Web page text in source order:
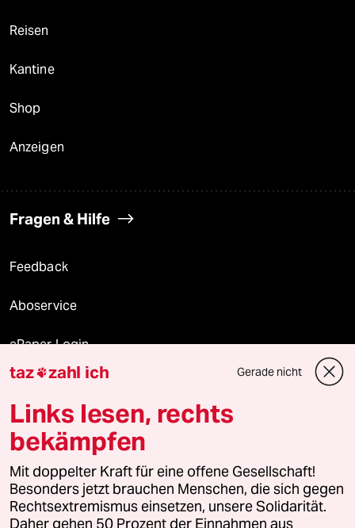
Reisen
Kantine
Shop
Anzeigen
Fragen & Hilfe
Feedback
Aboservice
ePaper Login
Downloads für Abonnierende
© 2026 taz Verlags und Vertriebs GmbH
Alle Rechte vorbehalten. Bei rechtlichen Fragen oder für Genehmigungen
wenden Sie sich bitte an
lizenzen@taz.de
taz zahl ich Gerade nicht
Links lesen, rechts
bekämpfen
Mit doppelter Kraft für eine offene Gesellschaft!
Besonders jetzt brauchen Menschen, die sich gegen
Rechtsextremismus einsetzen, unsere Solidarität.
Daher gehen 50 Prozent der Einnahmen aus